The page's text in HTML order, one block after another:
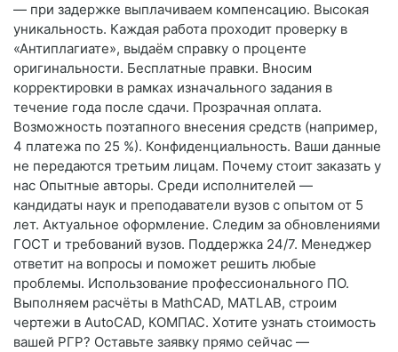
— при задержке выплачиваем компенсацию. Высокая
уникальность. Каждая работа проходит проверку в
«Антиплагиате», выдаём справку о проценте
оригинальности. Бесплатные правки. Вносим
корректировки в рамках изначального задания в
течение года после сдачи. Прозрачная оплата.
Возможность поэтапного внесения средств (например,
4 платежа по 25 %). Конфиденциальность. Ваши данные
не передаются третьим лицам. Почему стоит заказать у
нас Опытные авторы. Среди исполнителей —
кандидаты наук и преподаватели вузов с опытом от 5
лет. Актуальное оформление. Следим за обновлениями
ГОСТ и требований вузов. Поддержка 24/7. Менеджер
ответит на вопросы и поможет решить любые
проблемы. Использование профессионального ПО.
Выполняем расчёты в MathCAD, MATLAB, строим
чертежи в AutoCAD, КОМПАС. Хотите узнать стоимость
вашей РГР? Оставьте заявку прямо сейчас —